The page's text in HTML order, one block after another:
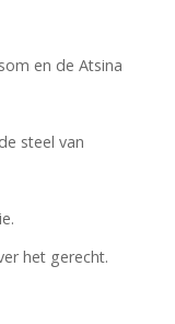
en de Atsina
steel van
het gerecht.